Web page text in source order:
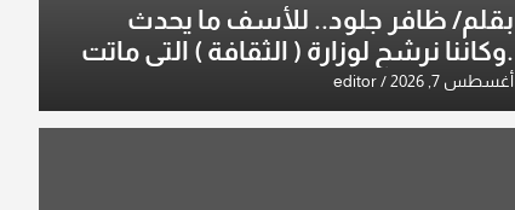
بقلم/ ظافر جلود.. للأسف ما يحدث
.وكاننا نرشح لوزارة ( الثقافة ) التي ماتت
من زمان وزير يمثلها من النخبة والإرث
العظيم للثقافة العراقية..
أغسطس 7, 2026 editor